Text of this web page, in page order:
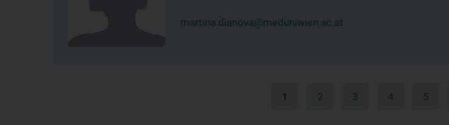
martina.dianova@meduniwien.ac.at
1 2 3 4 5